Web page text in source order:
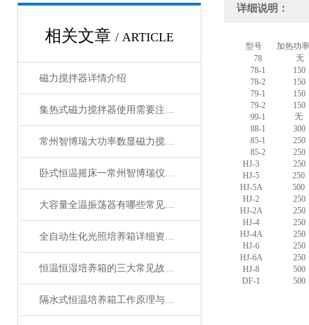
相关文章 / ARTICLE
磁力搅拌器详情介绍
集热式磁力搅拌器使用需要注意什么
常州智博瑞大功率数显磁力搅拌器介绍
卧式恒温摇床一常州智博瑞仪器制造有限公司生产
大容量全温振荡器有哪些常见的应用领域？
全自动生化光照培养箱详细资料分析使用教程
恒温恒湿培养箱的三大常见故障如何解决
隔水式恒温培养箱工作原理与温控优势深度解析
详细说明：
型号
加热功率
78
无
78-1
150
78-2
150
79-1
150
79-2
150
99-1
无
88-1
300
85-1
250
85-2
250
HJ-3
250
HJ-5
250
HJ-5A
500
HJ-2
250
HJ-2A
250
HJ-4
250
HJ-4A
250
HJ-6
250
HJ-6A
250
HJ-8
500
DF-1
500